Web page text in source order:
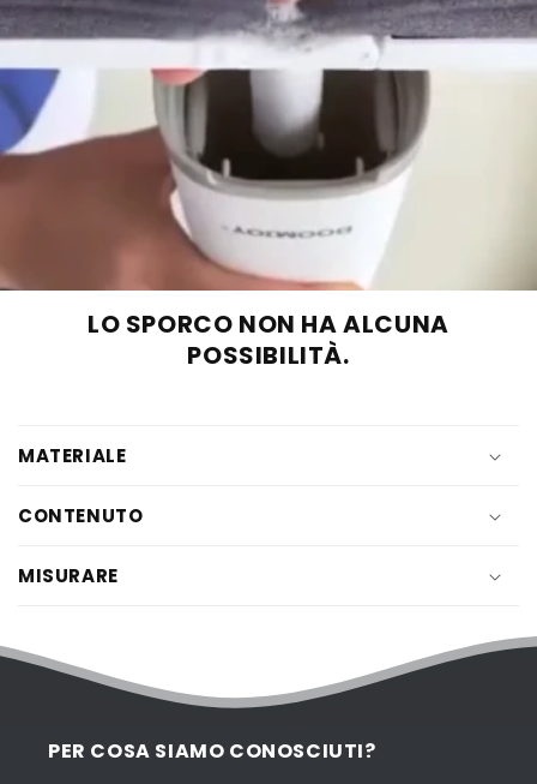
LO SPORCO NON HA ALCUNA
POSSIBILITÀ.
MATERIALE
CONTENUTO
MISURARE
PER COSA SIAMO CONOSCIUTI?